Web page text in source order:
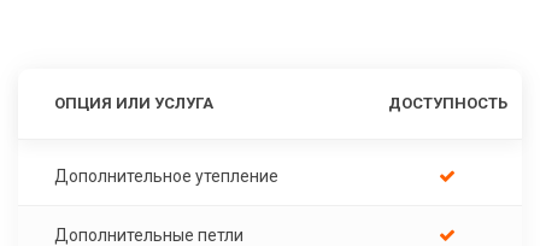
ОПЦИЯ ИЛИ УСЛУГА ДОСТУПНОСТЬ
Дополнительное утепление
Дополнительные петли